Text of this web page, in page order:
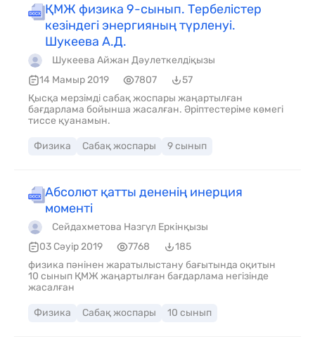
ҚМЖ физика 9-сынып. Тербелістер
кезіндегі энергияның түрленуі.
Шукеева А.Д.
Шукеева Айжан Дәулеткелдіқызы
14 Мамыр 2019
7807
57
Қысқа мерзімді сабақ жоспары жаңартылған
бағдарлама бойынша жасалған. Әріптестеріме көмегі
тиссе қуанамын.
Физика Сабақ жоспары 9 сынып
Абсолют қатты дененің инерция
моменті
Сейдахметова Назгүл Еркінқызы
03 Сәуір 2019
7768
185
физика пәнінен жаратылыстану бағытында оқитын
10 сынып ҚМЖ жаңартылған бағдарлама негізінде
жасалған
Физика Сабақ жоспары 10 сынып